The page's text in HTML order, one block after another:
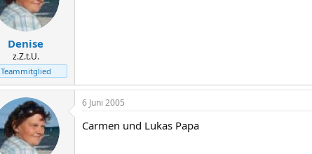
Denise
z.Z.t.U.
Teammitglied
6 Juni 2005
Carmen und Lukas Papa